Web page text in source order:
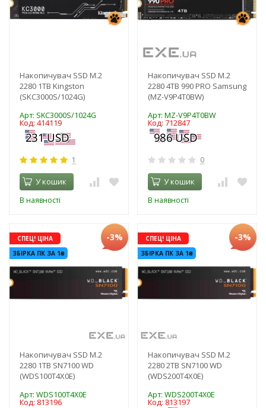
Накопичувач SSD M.2
2280 1TB Kingston
(SKC3000S/1024G)
Арт: SKC3000S/1024G
Код: 414119
1
У кошик
В наявності
Накопичувач SSD M.2
2280 4TB 990 PRO Samsung
(MZ-V9P4T0BW)
Арт: MZ-V9P4T0BW
Код: 712847
0
У кошик
В наявності
СПЕЦ! ЦІНА
ЗБІРКА ПК ЗА 1₴
-3%
Накопичувач SSD M.2
2280 1TB SN7100 WD
(WDS100T4X0E)
Арт: WDS100T4X0E
Код: 813196
СПЕЦ! ЦІНА
ЗБІРКА ПК ЗА 1₴
-3%
Накопичувач SSD M.2
2280 2TB SN7100 WD
(WDS200T4X0E)
Арт: WDS200T4X0E
Код: 813197